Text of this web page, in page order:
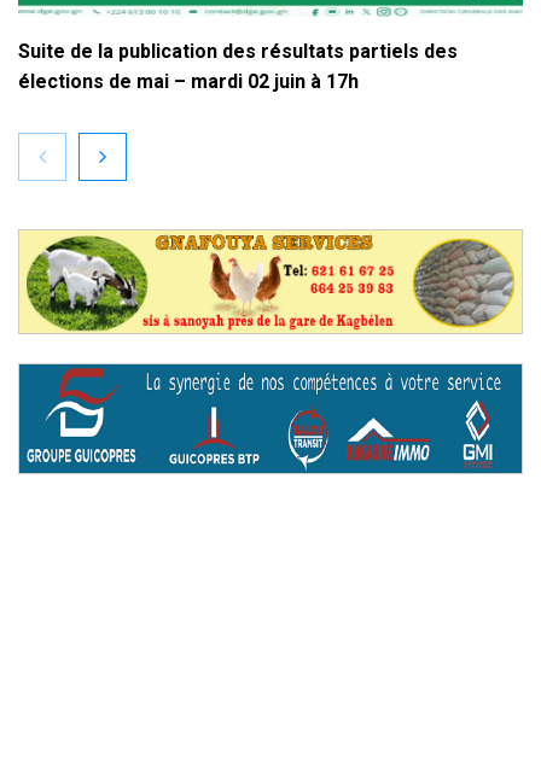
Suite de la publication des résultats partiels des
élections de mai – mardi 02 juin à 17h